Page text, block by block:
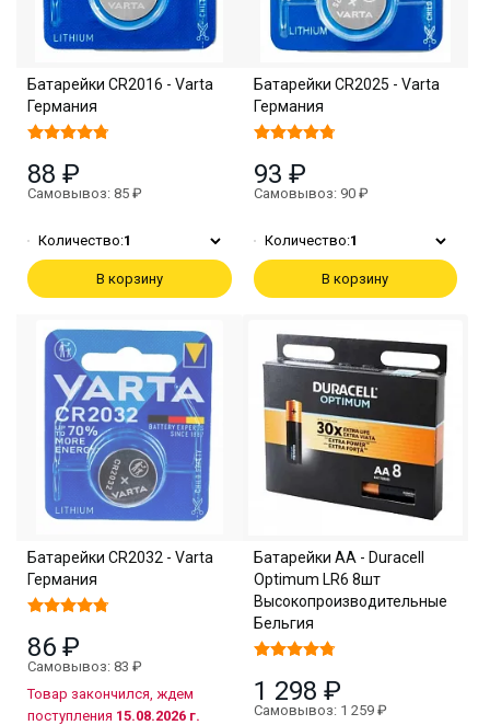
Батарейки CR2016 - Varta
Германия
88 ₽
Самовывоз: 85 ₽
Количество:1
В корзину
Батарейки CR2025 - Varta
Германия
93 ₽
Самовывоз: 90 ₽
Количество:1
В корзину
Батарейки CR2032 - Varta
Германия
86 ₽
Самовывоз: 83 ₽
Товар закончился, ждем
поступления 15.08.2026 г.
Батарейки АА - Duracell
Optimum LR6 8шт
Высокопроизводительные
Бельгия
1 298 ₽
Самовывоз: 1 259 ₽